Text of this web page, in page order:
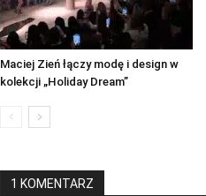
Maciej Zień łączy modę i design w
kolekcji „Holiday Dream”
1 KOMENTARZ